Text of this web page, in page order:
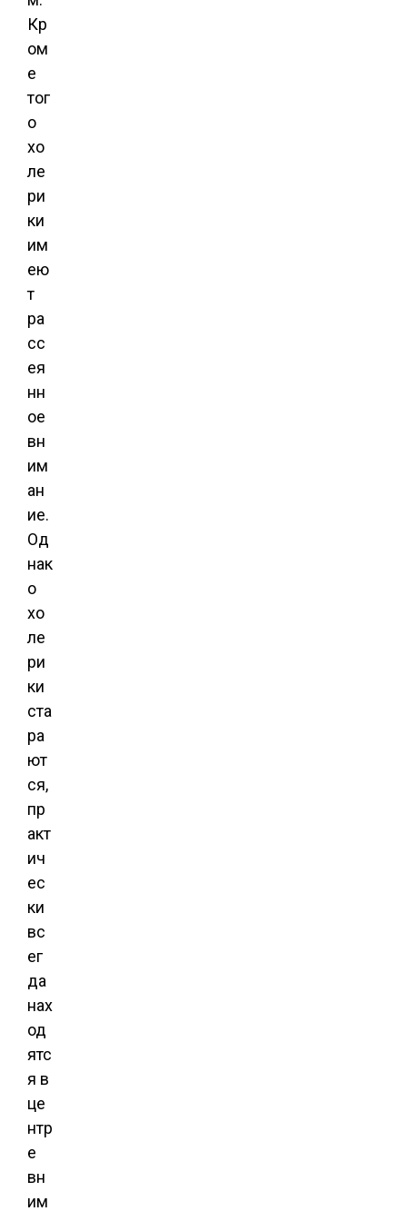
Кр
ом
е
тог
о
хо
ле
ри
ки
им
ею
т
ра
сс
ея
нн
ое
вн
им
ан
ие.
Од
нак
о
хо
ле
ри
ки
ста
ра
ют
ся,
пр
акт
ич
ес
ки
вс
ег
да
нах
од
ятс
я в
це
нтр
е
вн
им